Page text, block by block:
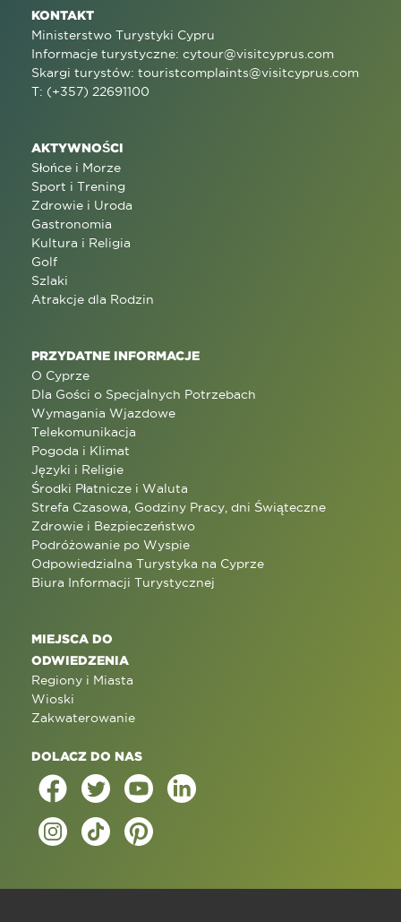
KONTAKT
Ministerstwo Turystyki Cypru
Informacje turystyczne: cytour@visitcyprus.com
Skargi turystów: touristcomplaints@visitcyprus.com
T: (+357) 22691100
AKTYWNOŚCI
Słońce i Morze
Sport i Trening
Zdrowie i Uroda
Gastronomia
Kultura i Religia
Golf
Szlaki
Atrakcje dla Rodzin
PRZYDATNE INFORMACJE
O Cyprze
Dla Gości o Specjalnych Potrzebach
Wymagania Wjazdowe
Telekomunikacja
Pogoda i Klimat
Języki i Religie
Środki Płatnicze i Waluta
Strefa Czasowa, Godziny Pracy, dni Świąteczne
Zdrowie i Bezpieczeństwo
Podróżowanie po Wyspie
Odpowiedzialna Turystyka na Cyprze
Biura Informacji Turystycznej
MIEJSCA DO
ODWIEDZENIA
Regiony i Miasta
Wioski
Zakwaterowanie
DOLACZ DO NAS